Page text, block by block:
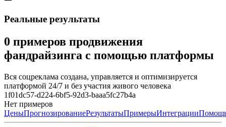
Реальные результаты
0 примеров продвижения
фандрайзинга с помощью платформы
Вся соцреклама создана, управляется и оптимизируется
платформой 24/7 и без участия живого человека
1f01dc57-d224-6bf5-92d3-baaa5fc27b4a
Нет примеров
ЦеныПрогнозированиеРезультатыПримерыИнтеграции